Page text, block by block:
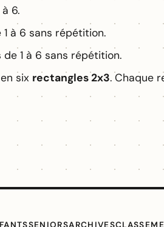
6.
à 6 sans répétition.
1 à 6 sans répétition.
six rectangles 2x3. Chaque